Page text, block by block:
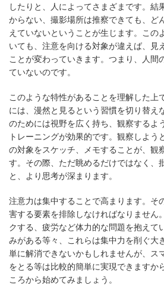
したりと、人によってさまざまです。結
からない、撮影場所は推察できても、ど
えていないということが生じます。この
いても、注意を向ける対象が違えば、見
ことが変わっていきます。つまり、人間
ていないのです。
このような特性があることを理解した上
には、漫然と見るという習慣を切り替え
のためには視野を広く持ち、観察するよ
トレーニングが効果的です。観察しよう
の対象をスケッチ、メモすることが、観
す。その際、ただ眺めるだけではなく、
と、より思考が深まります。
注意力は集中することで高まります。そ
害する要素を排除しなければなりません
クする、疲労など体力的な問題を抱えて
みがある等々、これらは集中力を削ぐ大
単に解消できないかもしれませんが、ス
をとる等は比較的簡単に実現できますか
ころから始めてみましょう。